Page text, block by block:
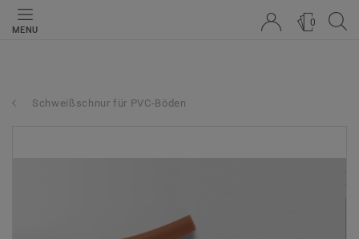
MENU
0
Schweißschnur für PVC-Böden